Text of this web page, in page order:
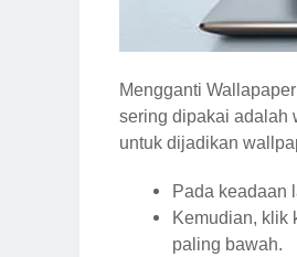
Mengganti
sering dipakai adalah
untuk dijadikan
Pada keadaan
Kemudian, klik
paling bawah.